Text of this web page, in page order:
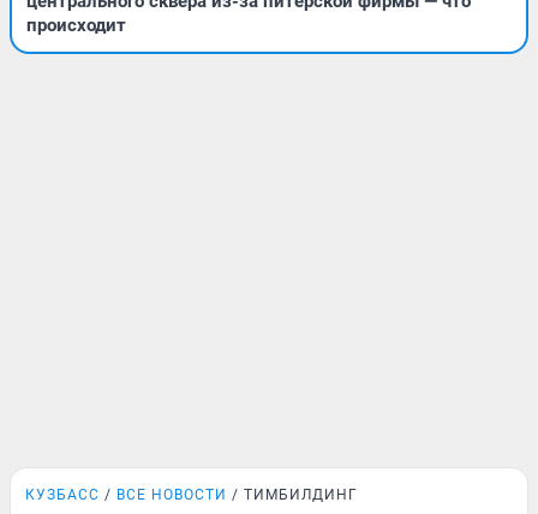
происходит
КУЗБАСС ВСЕ НОВОСТИ ТИМБИЛДИНГ